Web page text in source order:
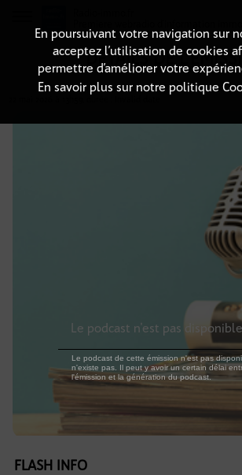
DÉTAILS DE
FLASH INFO
En poursuivant votre navigation sur
acceptez l’utilisation de cookies
permettre d’améliorer votre
En savoir plus sur notre politique
Le podcast n'est pas disponible
Le podcast de cette émission n'est pas
n'existe pas. Il peut y avoir un certain délai
l'émission et la génération du podcast.